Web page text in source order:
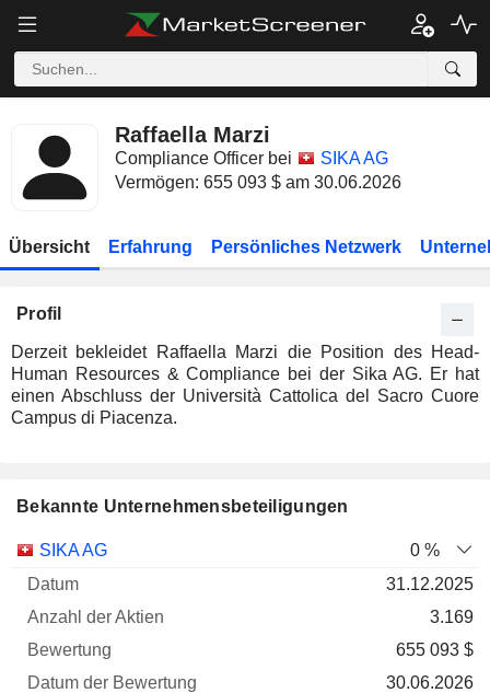
Raffaella Marzi
Compliance Officer bei
SIKA AG
Vermögen: 655 093 $ am 30.06.2026
Übersicht Erfahrung Persönliches Netzwerk
Profil
Derzeit bekleidet Raffaella Marzi die Position des Head-
Human Resources & Compliance bei der Sika AG. Er hat
einen Abschluss der Università Cattolica del Sacro Cuore
Campus di Piacenza.
Bekannte Unternehmensbeteiligungen
Unternehmen
Bewertung
SIKA AG
0 %
31.12.2025
3.169
655 093 $
30.06.2026